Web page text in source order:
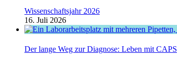
Wissenschaftsjahr 2026
16. Juli 2026
Der lange Weg zur Diagnose: Leben mit CAPS